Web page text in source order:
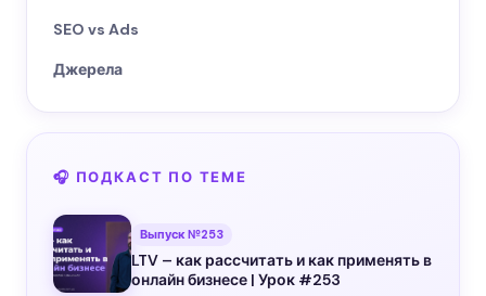
SEO vs Ads
Джерела
🎧 ПОДКАСТ ПО ТЕМЕ
Выпуск №253
LTV – как рассчитать и как применять в
онлайн бизнесе | Урок #253